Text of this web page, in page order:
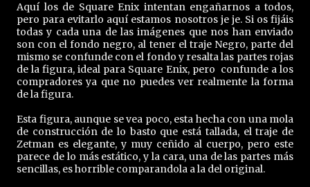
Aquí los de Square Enix intentan engañarnos a todos,
pero para evitarlo aquí estamos nosotros je je. Si os fijáis
todas y cada una de las imágenes que nos han enviado
son con el fondo negro, al tener el traje Negro, parte del
mismo se confunde con el fondo y resalta las partes rojas
de la figura, ideal para Square Enix, pero confunde a los
compradores ya que no puedes ver realmente la forma
de la figura.
Esta figura, aunque se vea poco, esta hecha con una mola
de construcción de lo basto que está tallada, el traje de
Zetman es elegante, y muy ceñido al cuerpo, pero este
parece de lo más estático, y la cara, una de las partes más
sencillas, es horrible comparandola a la del original.